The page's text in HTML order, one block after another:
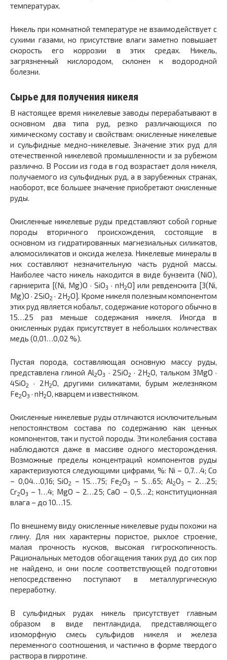
температурах.
Никель при комнатной температуре не взаимодействует с
сухими газами, но присутствие влаги заметно повышает
скорость его коррозии в этих средах. Никель,
загрязненный кислородом, склонен к водородной
болезни.
Сырье для получения никеля
В настоящее время никелевые заводы перерабатывают в
основном два типа руд, резко различающихся по
химическому составу и свойствам: окисленные никелевые
и сульфидные медно-никелевые. Значение этих руд для
отечественной никелевой промышленности и за рубежом
различно. В России из года в год возрастает доля никеля,
получаемого из сульфидных руд, а в зарубежных странах,
наоборот, все большее значение приобретают окисленные
руды.
Окисленные никелевые руды представляют собой горные
породы вторичного происхождения, состоящие в
основном из гидратированных магнезиальных силикатов,
алюмосиликатов и оксида железа. Никелевые минералы в
них составляют незначительную часть рудной массы.
Наиболее часто никель находится в виде бунзеита (NiO),
гарниерита [(Ni, Mg)O · SiO3 · nH2O] или ревденскита [3(Ni,
Mg)O · 2SiO2 · 2H2O]. Кроме никеля полезным компонентом
этих руд является кобальт, содержание которого обычно в
15…25 раз меньше содержания никеля. Иногда в
окисленных рудах присутствует в небольших количествах
медь (0,01…0,02 %).
Пустая порода, составляющая основную массу руды,
представлена глиной Al2O3 · 2SiO2 · 2H2O, тальком 3MgO ·
4SiO2 · 2H2O, другими силикатами, бурым железняком
Fe2O3 · nH2O, кварцем и известняком.
Окисленные никелевые руды отличаются исключительным
непостоянством состава по содержанию как ценных
компонентов, так и пустой породы. Эти колебания состава
наблюдаются даже в массиве одного месторождения.
Возможные пределы концентраций компонентов руды
характеризуются следующими цифрами, %: Ni – 0,7…4; Co
– 0,04…0,16; SiO2 – 15…75; Fe2O3 – 5…65; Al2O3
– 2…25;
Cr2O3 – 1…4; MgO – 2…25; CaO – 0,5…2; конституционная
влага – до 10…15.
По внешнему виду окисленные никелевые руды похожи на
глину. Для них характерны пористое, рыхлое строение,
малая прочность кусков, высокая гигроскопичность.
Рациональных методов обогащения таких руд до сих пор
не найдено, и они после соответствующей подготовки
непосредственно поступают в металлургическую
переработку.
В сульфидных рудах никель присутствует главным
образом в виде пентландида, представляющего
изоморфную смесь сульфидов никеля и железа
переменного соотношения, и частично в форме твердого
раствора в пирротине.